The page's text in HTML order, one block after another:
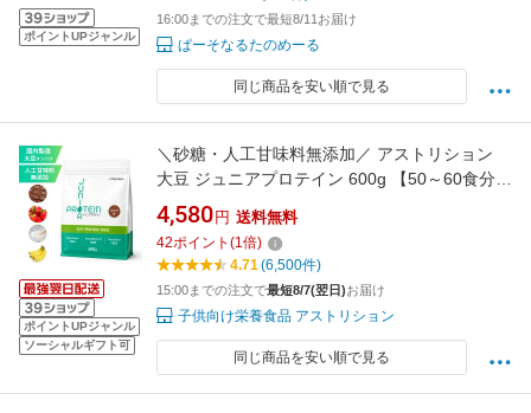
ポイントUPジャンル
16:00までの注文で最短8/11お届け
ぱーそなるたのめーる
同じ商品を安い順で見る
ポイントUPジャンル
ソーシャルギフト可
＼砂糖・人工甘味料無添加／ アストリション
大豆 ジュニアプロテイン 600g 【50～60食分】
国内製造 ソイプロテイン 子供用 小学生 中学生
子ども こども 幼児 キッズ 身長 サプリメント
ランキング ノビ タンパク質 カルシウム 鉄分 亜
鉛 エース 人工甘味料不使用
4,580 円 送料無料
42ポイント (1倍)
4.71(6,500件)
15:00までの注文で最短8/7(翌日)お届け
子供向け栄養食品 アストリション
同じ商品を安い順で見る